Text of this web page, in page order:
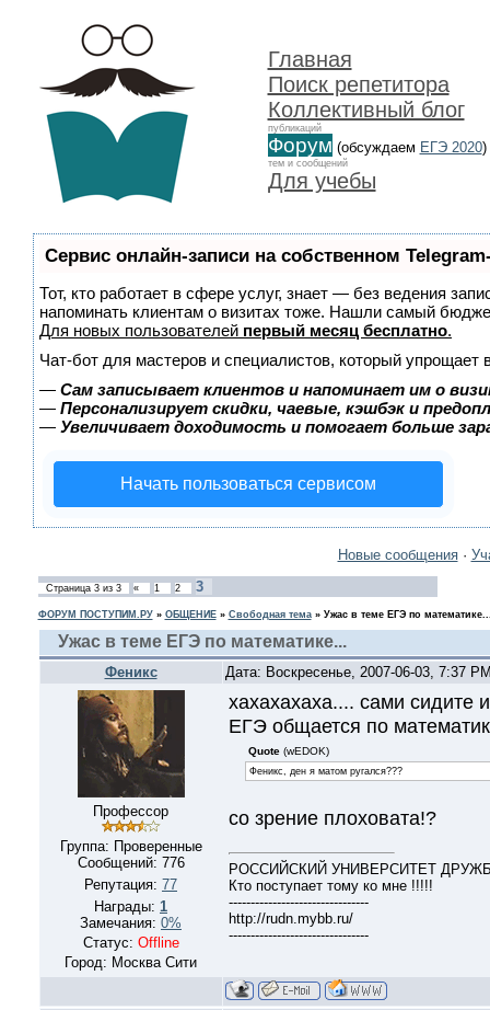
Главная
Поиск репетитора
Коллективный блог
публикаций
Форум (обсуждаем ЕГЭ 2020)
тем и сообщений
Для учебы
Сервис онлайн-записи на собственном
Тот, кто работает в сфере услуг, знает — без ведения
напоминать клиентам о визитах тоже. Нашли самый
Для новых пользователей первый месяц бесплатно.
Чат-бот для мастеров и специалистов, который упрощает
— Сам записывает клиентов и напоминает им о
— Персонализирует скидки, чаевые, кэшбэк и
— Увеличивает доходимость и помогает больше
Начать пользоваться сервисом
Новые сообщения·
Страница 3из 3 « 1 2 3
ФОРУМ ПОСТУПИМ.РУ» ОБЩЕНИЕ» Свободная тема» Ужас в теме ЕГЭ по
Ужас в теме ЕГЭ по математике...
Феникс Дата: Воскресенье, 2007-06-03, 7:37
Профессор
Группа: Проверенные
Сообщений: 776
Репутация: 77
Награды: 1
Замечания: 0%
Статус: Offline
Город: Москва Сити
хахахахаха.... сами сидите
ЕГЭ общается по
Quote(wEDOK)
Феникс, ден я матом ругался???
со зрение плоховата!?
РОССИЙСКИЙ УНИВЕРСИТЕТ
Кто поступает тому ко мне !!!!!
--------------------------------
http://rudn.mybb.ru/
--------------------------------